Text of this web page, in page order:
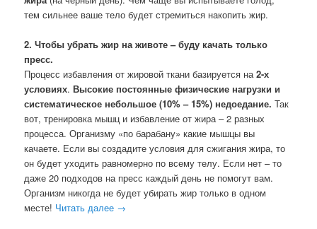
тем сильнее ваше тело будет стремиться накопить жир.
2. Чтобы убрать жир на животе – буду качать только
пресс.
Процесс избавления от жировой ткани базируется на2-х
условиях. Высокие постоянные физические нагрузки и
систематическое небольшое (10% – 15%) недоедание. Так
вот, тренировка мышц и избавление от жира – 2 разных
процесса. Организму «по барабану» какие мышцы вы
качаете. Если вы создадите условия для сжигания жира, то
он будет уходить равномерно по всему телу. Если нет – то
даже 20 подходов на пресс каждый день не помогут вам.
Организм никогда не будет убирать жир только в одном
месте! Читать далее →